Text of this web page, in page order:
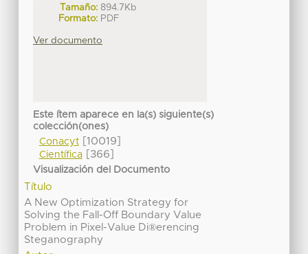
Tamaño: 894.7Kb
Formato: PDF
Ver documento
Este ítem aparece en la(s) siguiente(s)
colección(ones)
Conacyt[10019]
Científica[366]
Visualización del Documento
Título
A New Optimization Strategy for
Solving the Fall-Off Boundary Value
Problem in Pixel-Value Di®erencing
Steganography